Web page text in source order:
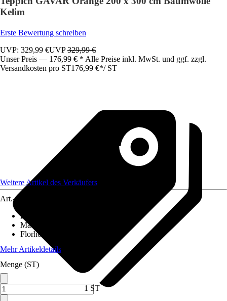
Kelim
Erste Bewertung schreiben
UVP: 329,99 €UVP329,99 €
Unser Preis — 176,99 € * Alle Preise inkl. MwSt. und ggf. zzgl.
Versandkosten pro ST176,99 €*/ ST
Weitere Artikel des Verkäufers
Art.-Nr.
Pflegehinweis
Material
Florhöhe (ca.)
Mehr Artikeldetails
Menge (ST)
1 ST